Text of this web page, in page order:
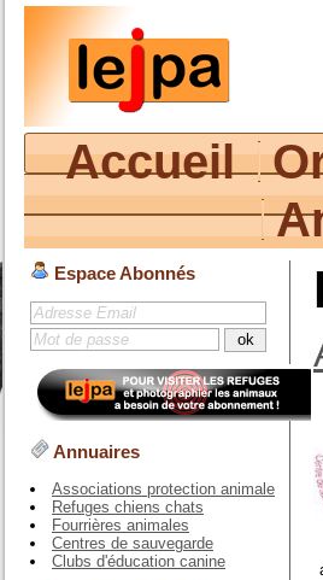
Accueil
Espace Abonnés
Annuaires
Associations protection animale
Refuges chiens chats
Fourrières animales
Centres de sauvegarde
Clubs d'éducation canine